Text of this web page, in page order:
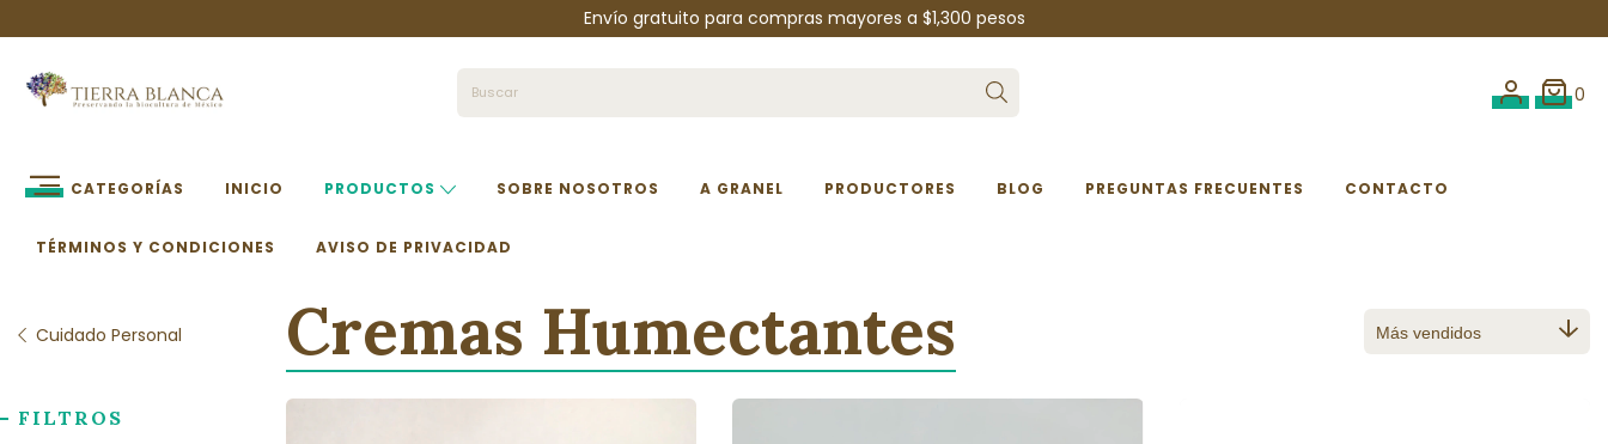
Envío gratuito para compras mayores a $1,300 pesos
0
CATEGORÍAS INICIO PRODUCTOS SOBRE NOSOTROS A GRANEL PRODUCTORES BLOG PREGUNTAS FRECUENTES CONTACTO
TÉRMINOS Y CONDICIONES AVISO DE PRIVACIDAD
Cuidado Personal
FILTROS
Cremas Humectantes